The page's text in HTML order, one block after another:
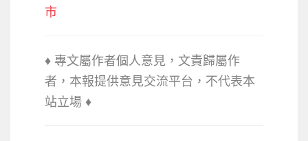
市
♦ 專文屬作者個人意見，文責歸屬作
者，本報提供意見交流平台，不代表本
站立場 ♦